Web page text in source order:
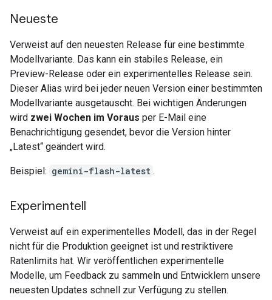
Neueste
Verweist auf den neuesten Release für eine bestimmte
Modellvariante. Das kann ein stabiles Release, ein
Preview-Release oder ein experimentelles Release sein.
Dieser Alias wird bei jeder neuen Version einer bestimmten
Modellvariante ausgetauscht. Bei wichtigen Änderungen
wird zwei Wochen im Voraus per E-Mail eine
Benachrichtigung gesendet, bevor die Version hinter
„Latest“ geändert wird.
Beispiel: gemini-flash-latest .
Experimentell
Verweist auf ein experimentelles Modell, das in der Regel
nicht für die Produktion geeignet ist und restriktivere
Ratenlimits hat. Wir veröffentlichen experimentelle
Modelle, um Feedback zu sammeln und Entwicklern unsere
neuesten Updates schnell zur Verfügung zu stellen.